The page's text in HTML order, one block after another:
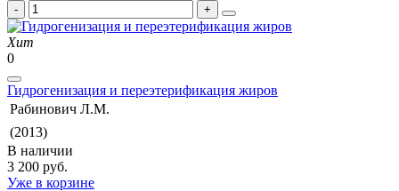
Хит
0
Гидрогенизация и переэтерификация жиров
Рабинович Л.М.
(2013)
В наличии
3 200 руб.
Уже в корзине